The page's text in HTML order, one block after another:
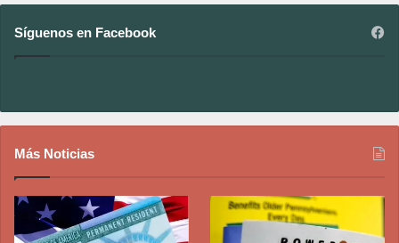
Síguenos en Facebook
Más Noticias